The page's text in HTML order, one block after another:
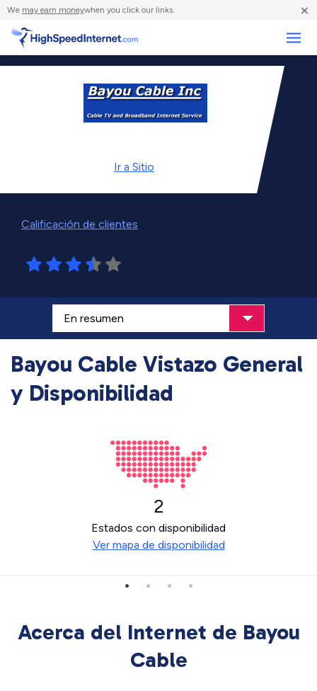
We may earn moneywhen you click our links. ×
Ir a Sitio
Calificación de clientes
Bayou Cable Vistazo General
y Disponibilidad
2
Estados con disponibilidad
Ver mapa de disponibilidad
Acerca del Internet de Bayou
Cable